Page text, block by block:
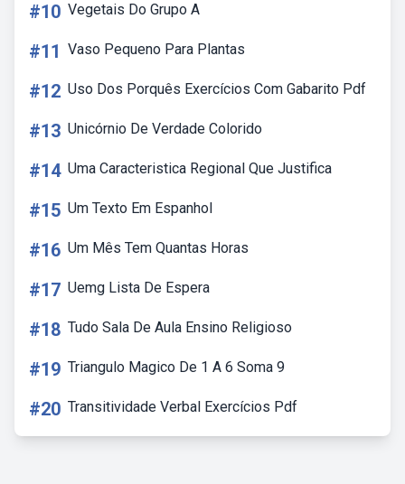
#10 Vegetais Do Grupo A
#11 Vaso Pequeno Para Plantas
#12 Uso Dos Porquês Exercícios Com Gabarito Pdf
#13 Unicórnio De Verdade Colorido
#14 Uma Caracteristica Regional Que Justifica
#15 Um Texto Em Espanhol
#16 Um Mês Tem Quantas Horas
#17 Uemg Lista De Espera
#18 Tudo Sala De Aula Ensino Religioso
#19 Triangulo Magico De 1 A 6 Soma 9
#20 Transitividade Verbal Exercícios Pdf